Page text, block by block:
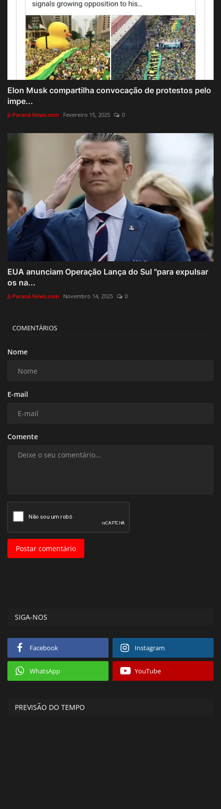
Elon Musk compartilha convocação de protestos pelo
impe...
Ji-Paraná News.com Fevereiro 15, 2025 0
EUA anunciam Operação Lança do Sul "para expulsar
os na...
Ji-Paraná News.com Novembro 14, 2025 0
COMENTÁRIOS
Nome
E-mail
Comente
Postar comentário
SIGA-NOS
Facebook Instagram
WhatsApp YouTube
PREVISÃO DO TEMPO